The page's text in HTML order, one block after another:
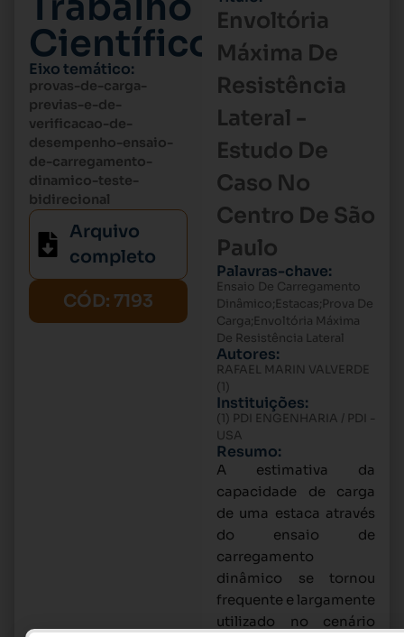
Científico
Eixo temático:
provas-de-carga-
previas-e-de-
verificacao-de-
desempenho-ensaio-
de-carregamento-
dinamico-teste-
bidirecional
Arquivo
completo
CÓD: 7193
Envoltória
Máxima De
Resistência
Lateral -
Estudo De
Caso No
Centro De São
Paulo
Palavras-chave:
Ensaio De Carregamento
Dinâmico;Estacas;Prova De
Carga;Envoltória Máxima
De Resistência Lateral
Autores:
RAFAEL MARIN VALVERDE
(1)
Instituições:
(1) PDI ENGENHARIA / PDI -
USA
Resumo:
A estimativa da
capacidade de carga
de uma estaca através
do ensaio de
carregamento
dinâmico se tornou
frequente e largamente
utilizado no cenário